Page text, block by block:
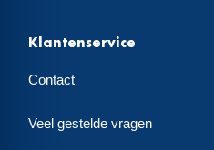
Klantenservice
Contact
Veel gestelde vragen